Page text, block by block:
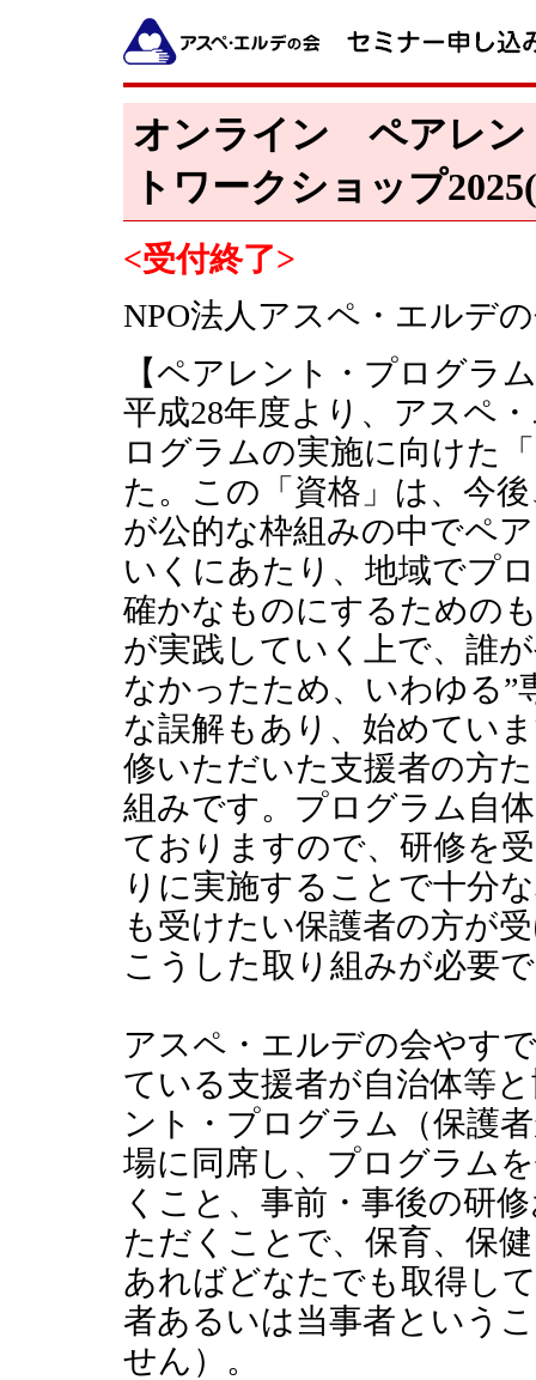
オンライン ペアレン
トワークショップ
<受付終了>
NPO法人アスペ・エル
【ペアレント・プログラ
平成28年度より、アスペ
ログラムの実施に向けた
た。この「資格」は、今
が公的な枠組みの中でペ
いくにあたり、地域でプ
確かなものにするための
が実践していく上で、誰
なかったため、いわゆる”
な誤解もあり、始めてい
修いただいた支援者の方
組みです。プログラム自
ておりますので、研修を
りに実施することで十分
も受けたい保護者の方が
こうした取り組みが必要
アスペ・エルデの会やす
ている支援者が自治体等
ント・プログラム（保護
場に同席し、プログラム
くこと、事前・事後の研
ただくことで、保育、保
あればどなたでも取得し
者あるいは当事者という
せん）。